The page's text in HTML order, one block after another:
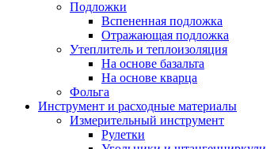
Подложки
Вспененная подложка
Отражающая подложка
Утеплитель и теплоизоляция
На основе базальта
На основе кварца
Фольга
Инструмент и расходные материалы
Измерительный инструмент
Рулетки